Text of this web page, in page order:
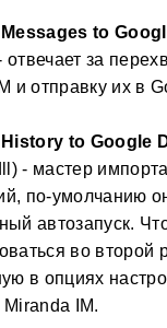
to
отвечает за
и отправку их в
History to Google
- мастер
по-умолчанию
автозапуск.
во второй
в опциях
Miranda IM.